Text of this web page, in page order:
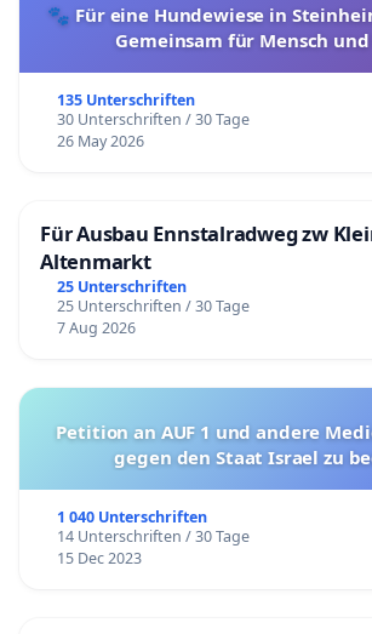
🐾 Für eine Hundewiese in
Gemeinsam für Mensch
135 Unterschriften
30 Unterschriften / 30 Tage
26 May 2026
Für Ausbau Ennstalradweg zw
Altenmarkt
25 Unterschriften
25 Unterschriften / 30 Tage
7 Aug 2026
Petition an AUF 1 und andere
gegen den Staat Israel zu
1 040 Unterschriften
14 Unterschriften / 30 Tage
15 Dec 2023